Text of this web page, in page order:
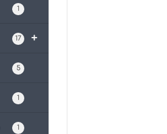
1
+
17
5
1
1